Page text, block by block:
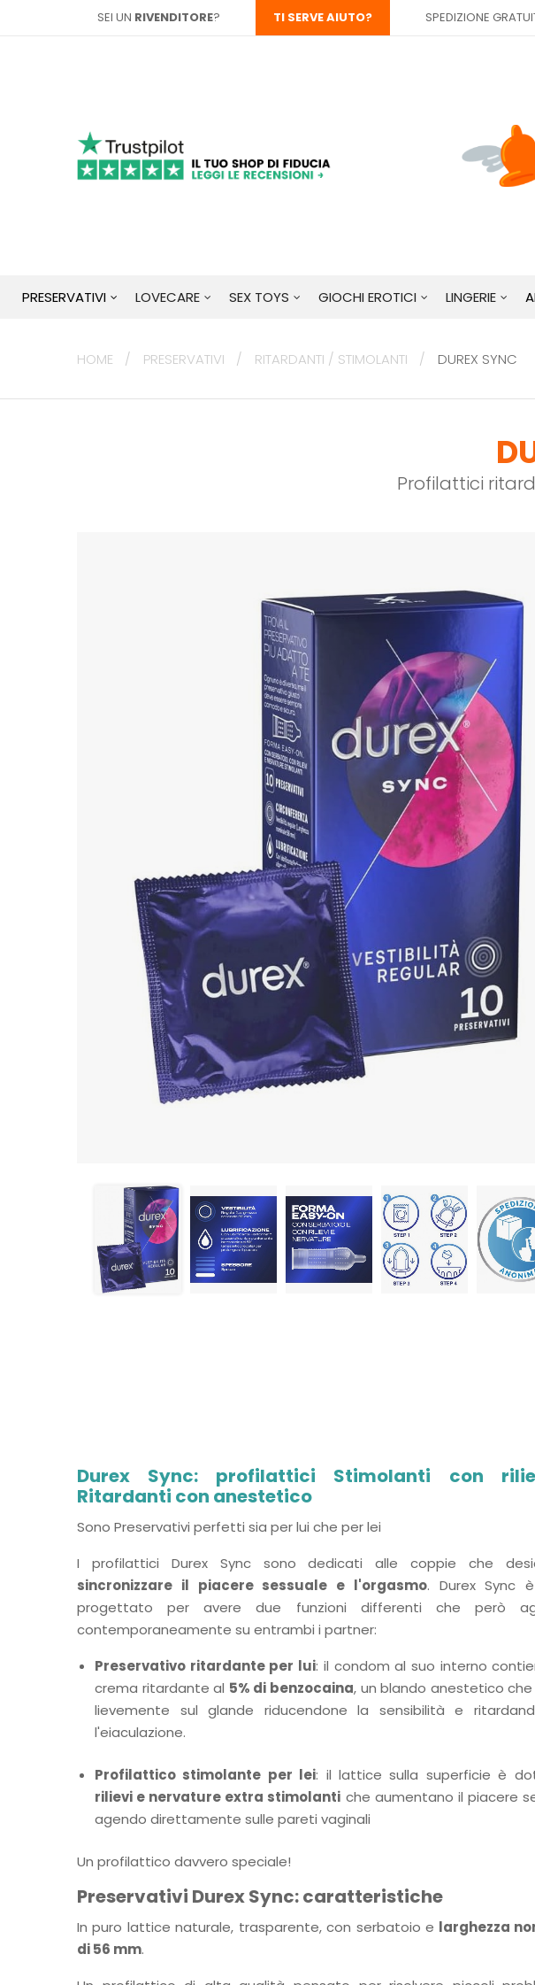
SEI UN RIVENDITORE? TI SERVE AIUTO? SPEDIZIONE
PRESERVATIVI LOVECARE SEX TOYS GIOCHI EROTICI LINGERIE
HOME PRESERVATIVI RITARDANTI / STIMOLANTI DUREX SYNC
Profilattici
Durex Sync: profilattici Stimolanti con
Ritardanti con anestetico
Sono Preservativi perfetti sia per lui che per lei
I profilattici Durex Sync sono dedicati alle coppie che
sincronizzare il piacere sessuale e l'orgasmo. Durex Sync
progettato per avere due funzioni differenti che però
contemporaneamente su entrambi i partner:
Preservativo ritardante per lui: il condom al suo interno
crema ritardante al 5% di benzocaina, un blando anestetico
lievemente sul glande riducendone la sensibilità e
l'eiaculazione.
Profilattico stimolante per lei: il lattice sulla superficie è
rilievi e nervature extra stimolanti che aumentano il piacere
agendo direttamente sulle pareti vaginali
Un profilattico davvero speciale!
Preservativi Durex Sync: caratteristiche
In puro lattice naturale, trasparente, con serbatoio e larghezza
di 56 mm.